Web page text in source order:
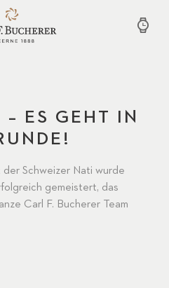
ES GEHT IN
Schweizer Nati wurde
gemeistert, das
Carl F. Bucherer Team